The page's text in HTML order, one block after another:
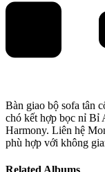
Bàn giao bộ sofa tân
chó kết hợp bọc nỉ Bỉ
Harmony. Liên hệ
phù hợp với không
Related Albums